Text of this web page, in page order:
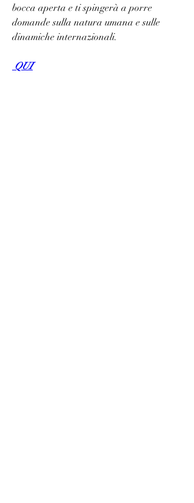
bocca aperta e ti spingerà a porre
domande sulla natura umana e sulle
dinamiche internazionali.
QUI